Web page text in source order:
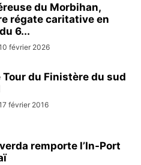
du Morbihan,
régate caritative en
6...
février 2026
Tour du Finistère du sud
février 2016
remporte l’In-Port